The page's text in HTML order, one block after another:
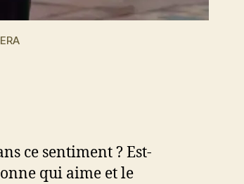
ce sentiment ? Est-
qui aime et le